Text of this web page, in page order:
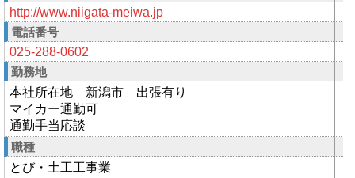
http://www.niigata-meiwa.jp
電話番号
025-288-0602
勤務地
本社所在地 新潟市 出張有り
マイカー通勤可
通勤手当応談
職種
とび・土工工事業